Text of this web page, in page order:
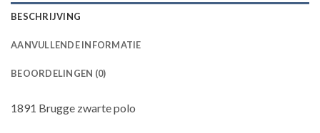
BESCHRIJVING
AANVULLENDE INFORMATIE
BEOORDELINGEN (0)
1891 Brugge zwarte polo